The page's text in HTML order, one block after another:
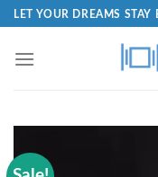
LET YOUR DREAMS STAY